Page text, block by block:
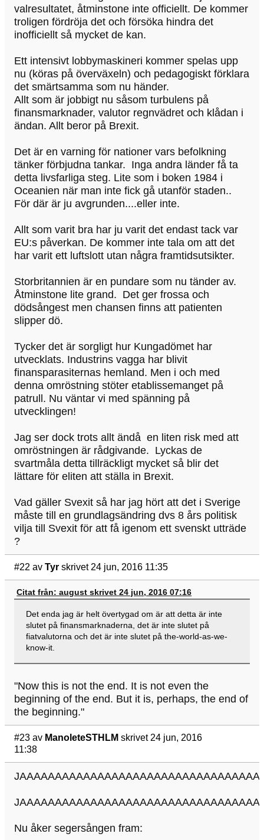
valresultatet, åtminstone inte officiellt. De kommer
troligen fördröja det och försöka hindra det
inofficiellt så mycket de kan.
Ett intensivt lobbymaskineri kommer spelas upp
nu (köras på överväxeln) och pedagogiskt förklara
det smärtsamma som nu händer.
Allt som är jobbigt nu såsom turbulens på
finansmarknader, valutor regnvädret och klådan i
ändan. Allt beror på Brexit.
Det är en varning för nationer vars befolkning
tänker förbjudna tankar. Inga andra länder få ta
detta livsfarliga steg. Lite som i boken 1984 i
Oceanien när man inte fick gå utanför staden..
För där är ju avgrunden....eller inte.
Allt som varit bra har ju varit det endast tack var
EU:s påverkan. De kommer inte tala om att det
har varit ett luftslott utan några framtidsutsikter.
Storbritannien är en pundare som nu tänder av.
Åtminstone lite grand. Det ger frossa och
dödsångest men chansen finns att patienten
slipper dö.
Tycker det är sorgligt hur Kungadömet har
utvecklats. Industrins vagga har blivit
finansparasiternas hemland. Men i och med
denna omröstning stöter etablissemanget på
patrull. Nu väntar vi med spänning på
utvecklingen!
Jag ser dock trots allt ändå en liten risk med att
omröstningen är rådgivande. Lyckas de
svartmåla detta tillräckligt mycket så blir det
lättare för eliten att ställa in Brexit.
Vad gäller Svexit så har jag hört att det i Sverige
måste till en grundlagsändring dvs 8 års politisk
vilja till Svexit för att få igenom ett svenskt utträde
?
#22 av Tyr skrivet 24 jun, 2016 11:35
Citat från: august skrivet 24 jun, 2016 07:16
Det enda jag är helt övertygad om är att detta är inte
slutet på finansmarknaderna, det är inte slutet på
fiatvalutorna och det är inte slutet på the-world-as-we-
know-it.
"Now this is not the end. It is not even the
beginning of the end. But it is, perhaps, the end of
the beginning."
#23 av ManoleteSTHLM skrivet 24 jun, 2016
11:38
Nu åker segersången fram: